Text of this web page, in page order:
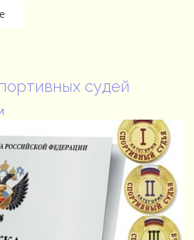
судей